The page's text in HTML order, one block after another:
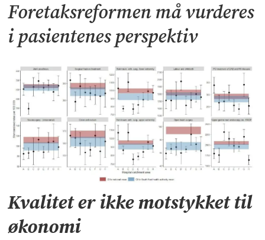
Foretaksreformen må vurderes
i pasientenes perspektiv
Kvalitet er ikke motstykket til
økonomi